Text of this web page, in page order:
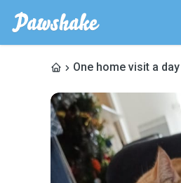
One home visit a day